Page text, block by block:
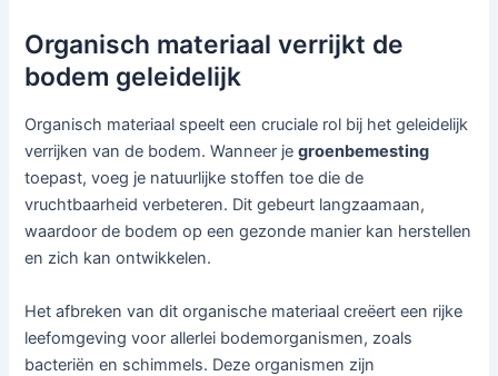
Organisch materiaal verrijkt de
bodem geleidelijk
Organisch materiaal speelt een cruciale rol bij het geleidelijk
verrijken van de bodem. Wanneer jegroenbemesting
toepast, voeg je natuurlijke stoffen toe die de
vruchtbaarheid verbeteren. Dit gebeurt langzaamaan,
waardoor de bodem op een gezonde manier kan herstellen
en zich kan ontwikkelen.
Het afbreken van dit organische materiaal creëert een rijke
leefomgeving voor allerlei bodemorganismen, zoals
bacteriën en schimmels. Deze organismen zijn